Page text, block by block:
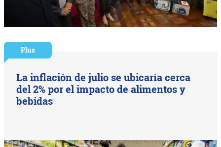
Plus
La inflación de julio se ubicaría cerca
del 2% por el impacto de alimentos y
bebidas